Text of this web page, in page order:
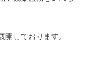
しております。